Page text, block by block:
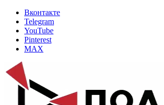
Вконтакте
Telegram
YouTube
Pinterest
MAX